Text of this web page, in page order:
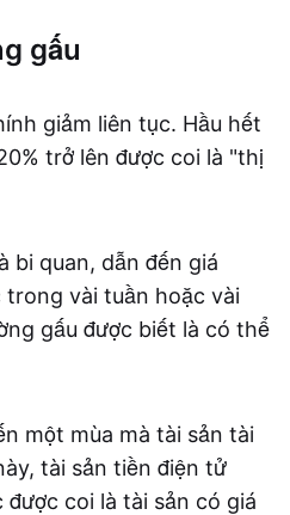
gấu
giảm liên tục. Hầu hết
trở lên được coi là "thị
bi quan, dẫn đến giá
vài tuần hoặc vài
gấu được biết là có thể
một mùa mà tài sản tài
tài sản tiền điện tử
coi là tài sản có giá